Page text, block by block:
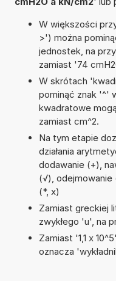
W większości
>') można
jednostek, na
zamiast '74
W skrótach
pominąć znak '^'
kwadratowe
zamiast cm^2.
Na tym etapie
działania
dodawanie (+),
(√), odejmowanie
(*, x)
Zamiast greckiej
zwykłego 'u', na
Zamiast '1,1 x
oznacza